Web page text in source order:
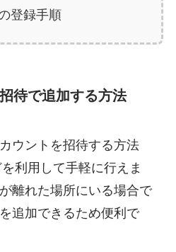
登録手順
待で追加する方法
ウントを招待する方法
利用して手軽に行えま
離れた場所にいる場合で
追加できるため便利で